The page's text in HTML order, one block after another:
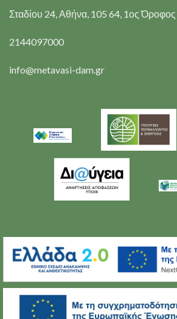
Σταδίου 24, Αθήνα, 105 64, 1ος Όροφος
2144097000
info@metavasi-dam.gr